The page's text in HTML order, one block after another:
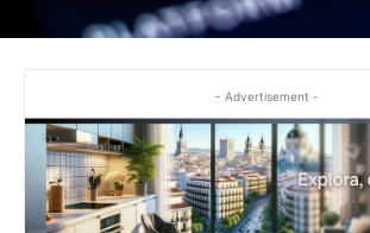
- Advertisement -